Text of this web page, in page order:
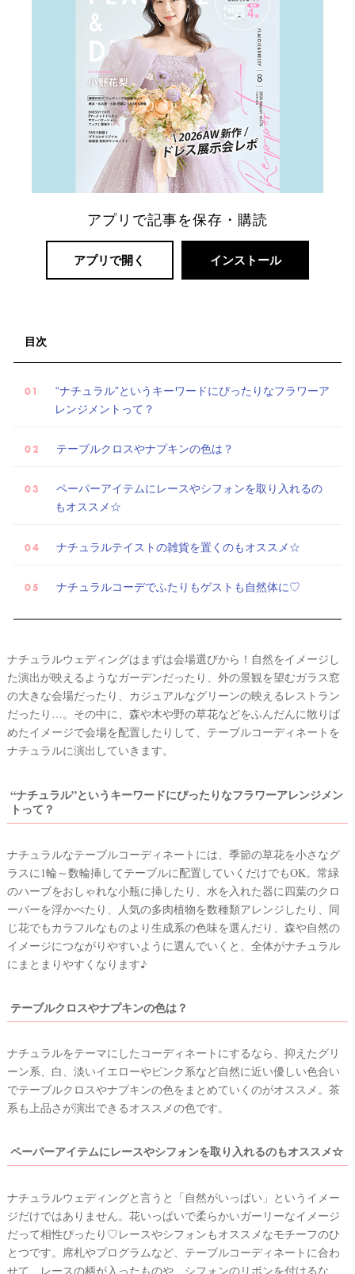
アプリで記事を保存・購読
アプリで開く インストール
目次
“ナチュラル”というキーワードにぴったりなフラワーア
レンジメントって？
テーブルクロスやナプキンの色は？
ペーパーアイテムにレースやシフォンを取り入れるの
もオススメ☆
ナチュラルテイストの雑貨を置くのもオススメ☆
ナチュラルコーデでふたりもゲストも自然体に♡
ナチュラルウェディングはまずは会場選びから！自然をイメージし
た演出が映えるようなガーデンだったり、外の景観を望むガラス窓
の大きな会場だったり、カジュアルなグリーンの映えるレストラン
だったり…。その中に、森や木や野の草花などをふんだんに散りば
めたイメージで会場を配置したりして、テーブルコーディネートを
ナチュラルに演出していきます。
“ナチュラル”というキーワードにぴったりなフラワーアレンジメン
トって？
ナチュラルなテーブルコーディネートには、季節の草花を小さなグ
ラスに1輪～数輪挿してテーブルに配置していくだけでもOK。常緑
のハーブをおしゃれな小瓶に挿したり、水を入れた器に四葉のクロ
ーバーを浮かべたり、人気の多肉植物を数種類アレンジしたり、同
じ花でもカラフルなものより生成系の色味を選んだり、森や自然の
イメージにつながりやすいように選んでいくと、全体がナチュラル
にまとまりやすくなります♪
テーブルクロスやナプキンの色は？
ナチュラルをテーマにしたコーディネートにするなら、抑えたグリ
ーン系、白、淡いイエローやピンク系など自然に近い優しい色合い
でテーブルクロスやナプキンの色をまとめていくのがオススメ。茶
系も上品さが演出できるオススメの色です。
ペーパーアイテムにレースやシフォンを取り入れるのもオススメ☆
ナチュラルウェディングと言うと「自然がいっぱい」というイメー
ジだけではありません。花いっぱいで柔らかいガーリーなイメージ
だって相性ぴったり♡レースやシフォンもオススメなモチーフのひ
とつです。席札やプログラムなど、テーブルコーディネートに合わ
せて、レースの柄が入ったものや、シフォンのリボンを付けるな